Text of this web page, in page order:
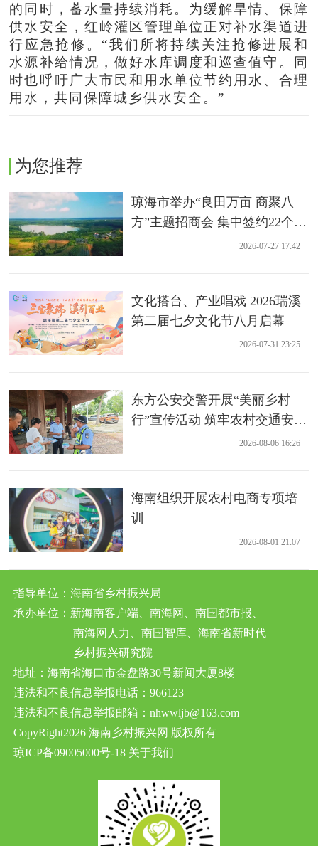
的同时，蓄水量持续消耗。为缓解旱情、保障
供水安全，红岭灌区管理单位正对补水渠道进
行应急抢修。“我们所将持续关注抢修进展和
水源补给情况，做好水库调度和巡查值守。同
时也呼吁广大市民和用水单位节约用水、合理
用水，共同保障城乡供水安全。”
为您推荐
琼海市举办“良田万亩 商聚八
方”主题招商会 集中签约22个农
2026-07-27 17:42
文化搭台、产业唱戏 2026瑞溪
第二届七夕文化节八月启幕
2026-07-31 23:25
东方公安交警开展“美丽乡村
行”宣传活动 筑牢农村交通安全
2026-08-06 16:26
海南组织开展农村电商专项培
训
2026-08-01 21:07
指导单位：海南省乡村振兴局
承办单位：新海南客户端、南海网、南国都市报、
南海网人力、南国智库、海南省新时代
乡村振兴研究院
地址：海南省海口市金盘路30号新闻大厦8楼
违法和不良信息举报电话：966123
违法和不良信息举报邮箱：nhwwljb@163.com
CopyRight2026 海南乡村振兴网 版权所有
琼ICP备09005000号-18 关于我们